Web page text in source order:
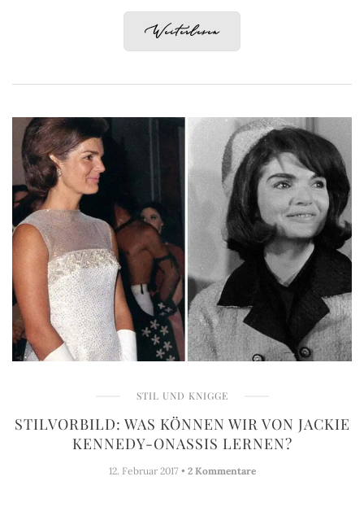
Weiterlesen
STIL UND KNIGGE
STILVORBILD: WAS KÖNNEN WIR VON JACKIE
KENNEDY-ONASSIS LERNEN?
12. Februar 2017 • 2 Kommentare